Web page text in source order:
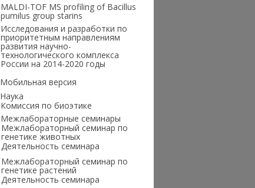
MALDI-TOF MS profiling of Bacillus
pumilus group starins
Исследования и разработки по
приоритетным направлениям
развития научно-
технологического комплекса
России на 2014-2020 годы
Мобильная версия
Наука
Комиссия по биоэтике
Межлабораторные семинары
Межлабораторный семинар по
генетике животных
Деятельность семинара
Межлабораторный семинар по
генетике растений
Деятельность семинара